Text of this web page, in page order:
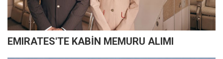
EMIRATES'TE KABİN MEMURU ALIMI